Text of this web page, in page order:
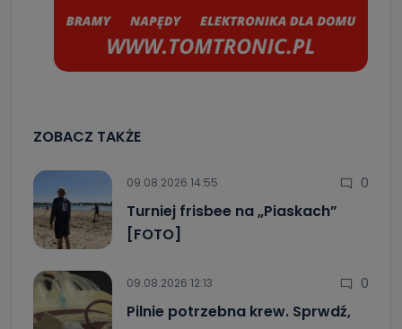
ZOBACZ TAKŻE
09.08.2026 14:55 0
Turniej frisbee na „Piaskach”
[FOTO]
09.08.2026 12:13 0
Pilnie potrzebna krew. Sprwdź,